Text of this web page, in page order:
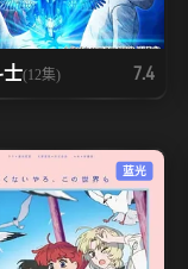
(12集) 7.4
蓝光